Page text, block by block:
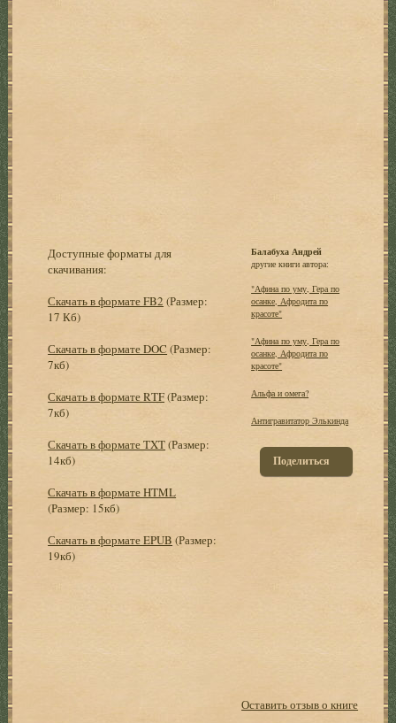
Доступные форматы для
скачивания:
Скачать в формате FB2 (Размер:
17 Кб)
Скачать в формате DOC (Размер:
7кб)
Скачать в формате RTF(Размер:
7кб)
Скачать в формате TXT(Размер:
14кб)
Скачать в формате HTML
(Размер: 15кб)
Скачать в формате EPUB (Размер:
19кб)
Балабуха Андрей
другие книги автора:
"Афина по уму, Гера по
осанке, Афродита по
красоте"
"Афина по уму, Гера по
осанке, Афродита по
красоте"
Альфа и омега?
Антигравитатор Элькинда
Поделиться
Оставить отзыв о книге